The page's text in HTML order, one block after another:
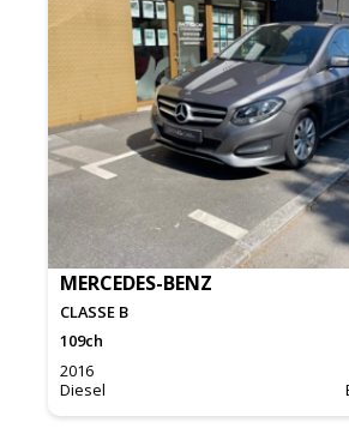
MERCEDES-BENZ
CLASSE B
109ch
2016
Diesel